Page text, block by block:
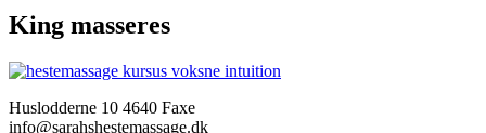
King masseres
Huslodderne 10 4640 Faxe
info@sarahshestemassage.dk